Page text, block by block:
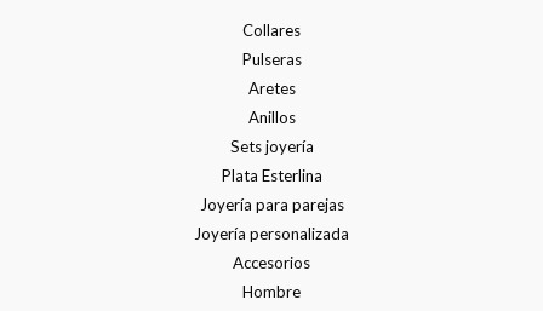
Collares
Pulseras
Aretes
Anillos
Sets joyería
Plata Esterlina
Joyería para parejas
Joyería personalizada
Accesorios
Hombre